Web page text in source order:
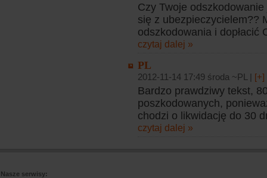
Czy Twoje
się z ubezpieczycielem??
odszkodowania i dopłacić
czytaj dalej »
PL
2012-11-14 17:49 środa ~PL | [+]
Bardzo prawdziwy tekst,
poszkodowanych,
chodzi o likwidację do 30
czytaj dalej »
Nasze serwisy: